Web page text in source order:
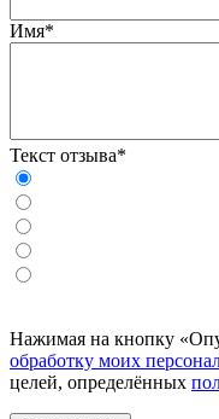
Имя*
Текст отзыва*
Нажимая на кнопку
обработку моих
целей, определённых